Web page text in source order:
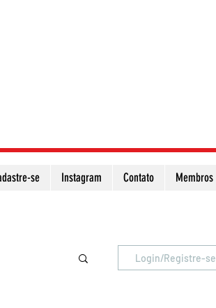
se Instagram Contato Membros
Login/Registre-se